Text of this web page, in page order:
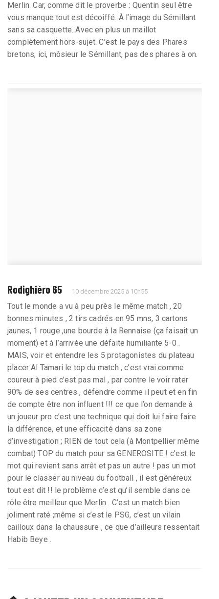
Merlin. Car, comme dit le proverbe : Quentin seul être
vous manque tout est décoiffé. À l’image du Sémillant
sans sa casquette. Avec en plus un maillot
complètement hors-sujet. C’est le pays des Phares
bretons, ici, môsieur le Sémillant, pas des phares à on.
Rodighiéro 65 10 décembre 2025 à 10h55
Tout le monde a vu à peu près le même match , 20
bonnes minutes , 2 tirs cadrés en 95 mns, 3 cartons
jaunes, 1 rouge ,une bourde à la Rennaise (ça faisait un
moment) et à l’arrivée une défaite humiliante 5-0 .
MAIS, voir et entendre les 5 protagonistes du plateau
placer Al Tamari le top du match , c’est vrai comme
coureur à pied c’est pas mal , par contre le voir rater
90% de ses centres , défendre comme il peut et en fin
de compte être non influent !!! ce que l’on demande à
un joueur pro c’est une technique qui doit lui faire faire
la différence, et une efficacité dans sa zone
d’investigation ; RIEN de tout cela (à Montpellier même
combat) TOP du match pour sa GENEROSITE ! c’est le
mot qui revient sans arrêt et pas un autre ! pas un mot
pour le classer au niveau du football , il est généreux
tout est dit !! le problème c’est qu’il semble dans ce
rôle être meilleur que Merlin . C’est un match bien
joliment raté ;même si c’est le PSG, c’est un vilain
cailloux dans la chaussure , ce que d’ailleurs ressentait
Habib Beye .